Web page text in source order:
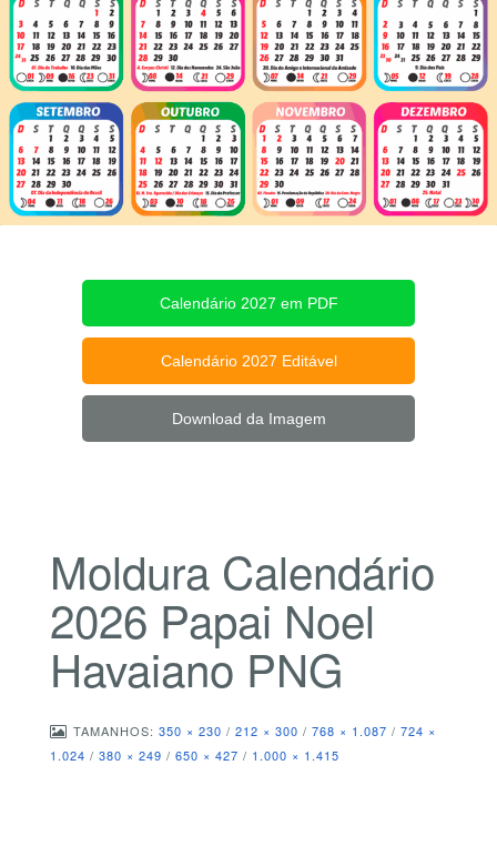
Calendário 2027 em PDF
Calendário 2027 Editável
Download da Imagem
Moldura Calendário
2026 Papai Noel
Havaiano PNG
TAMANHOS: 350 × 230 / 212 × 300 / 768 × 1.087 / 724 ×
1.024 / 380 × 249 / 650 × 427 / 1.000 × 1.415